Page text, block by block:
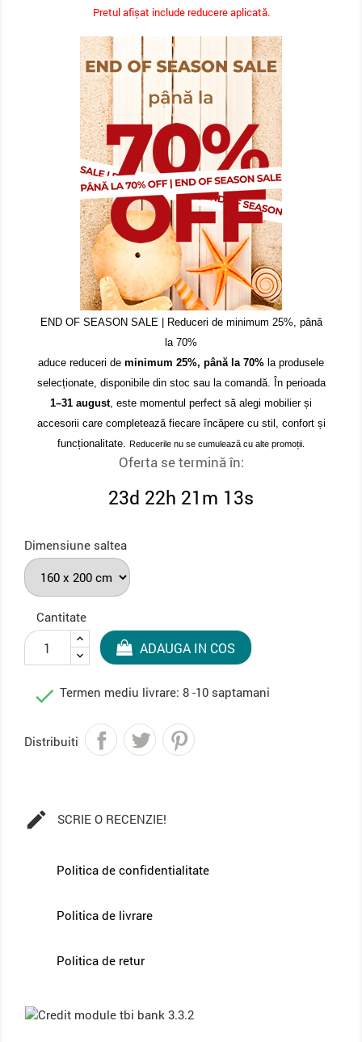
Pretul afișat include reducere aplicată.
END OF SEASON SALE | Reduceri de minimum 25%, până
la 70%
aduce reduceri de minimum 25%, până la 70% la produsele
selecționate, disponibile din stoc sau la comandă. În perioada
1–31 august, este momentul perfect să alegi mobilier și
accesorii care completează fiecare încăpere cu stil, confort și
funcționalitate. Reducerile nu se cumulează cu alte promoții.
Oferta se termină în:
23d 22h 21m 13s
Dimensiune saltea
Cantitate
ADAUGA IN COS
 Termen mediu livrare: 8 -10 saptamani
Distribuiti
 SCRIE O RECENZIE!
Politica de confidentialitate
Politica de livrare
Politica de retur